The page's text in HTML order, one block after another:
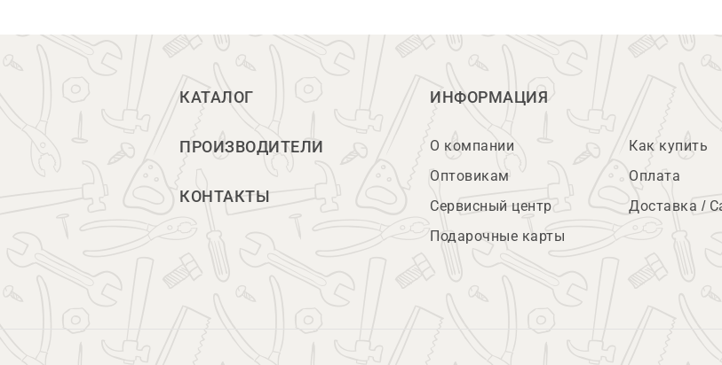
КАТАЛОГ
ПРОИЗВОДИТЕЛИ
КОНТАКТЫ
ИНФОРМАЦИЯ
О компании
Оптовикам
Сервисный центр
Подарочные карты
Как купить
Оплата
Доставка /